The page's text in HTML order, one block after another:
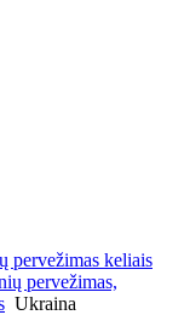
pervežimas keliais
pervežimas,
Ukraina